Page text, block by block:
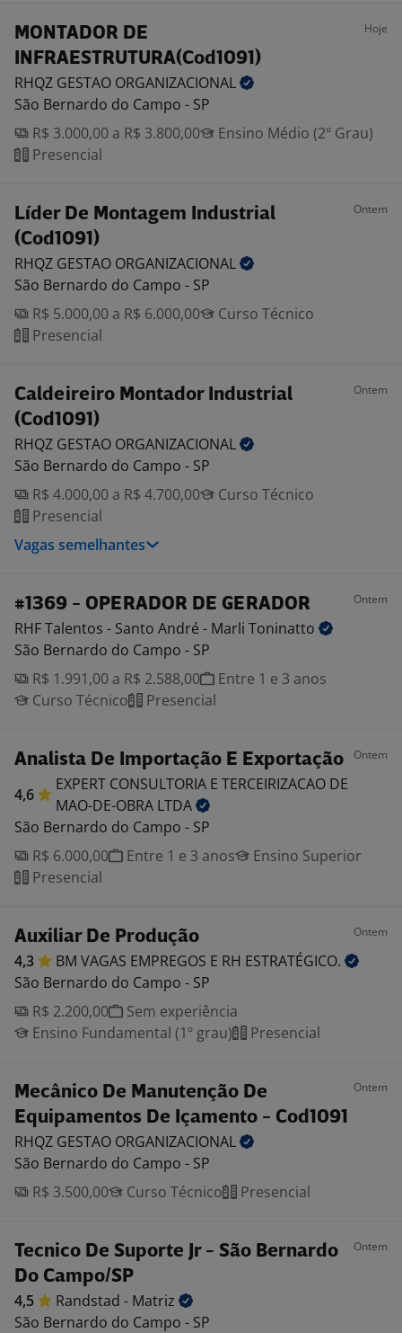
MONTADOR DE
INFRAESTRUTURA(Cod1091)
Hoje
RHQZ GESTAO ORGANIZACIONAL
São Bernardo do Campo - SP
R$ 3.000,00 a R$ 3.800,00
Ensino Médio (2º Grau)
Presencial
Líder De Montagem Industrial
(Cod1091)
Ontem
RHQZ GESTAO ORGANIZACIONAL
São Bernardo do Campo - SP
R$ 5.000,00 a R$ 6.000,00
Curso Técnico
Presencial
Caldeireiro Montador Industrial
(Cod1091)
Ontem
RHQZ GESTAO ORGANIZACIONAL
São Bernardo do Campo - SP
R$ 4.000,00 a R$ 4.700,00
Curso Técnico
Presencial
Vagas semelhantes
#1369 - OPERADOR DE GERADOR Ontem
RHF Talentos - Santo André - Marli Toninatto
São Bernardo do Campo - SP
R$ 1.991,00 a R$ 2.588,00
Entre 1 e 3 anos
Curso Técnico
Presencial
Analista De Importação E Exportação Ontem
4,6
EXPERT CONSULTORIA E TERCEIRIZACAO DE
MAO-DE-OBRA LTDA
São Bernardo do Campo - SP
R$ 6.000,00
Entre 1 e 3 anos
Ensino Superior
Presencial
Auxiliar De Produção Ontem
4,3 BM VAGAS EMPREGOS E RH ESTRATÉGICO.
São Bernardo do Campo - SP
R$ 2.200,00
Sem experiência
Ensino Fundamental (1º grau)
Presencial
Mecânico De Manutenção De
Equipamentos De Içamento - Cod1091
Ontem
RHQZ GESTAO ORGANIZACIONAL
São Bernardo do Campo - SP
R$ 3.500,00
Curso Técnico Presencial
Tecnico De Suporte Jr - São Bernardo
Do Campo/SP
Ontem
4,5 Randstad - Matriz
São Bernardo do Campo - SP